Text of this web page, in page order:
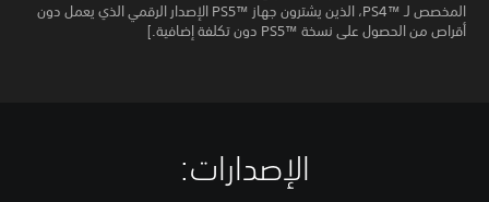
المخصص لـ PS4™‎، الذين يشترون جهاز PS5™‎ الإصدار الرقمي الذي يعمل دون
أقراص من الحصول على نسخة PS5™‎ دون تكلفة إضافية.]
الإصدارات:‏